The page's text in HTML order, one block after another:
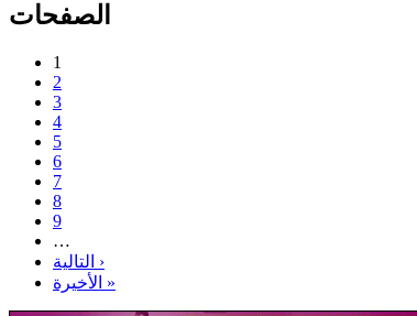
الصفحات
1
2
3
4
5
6
7
8
9
…
التالية ›
الأخيرة »